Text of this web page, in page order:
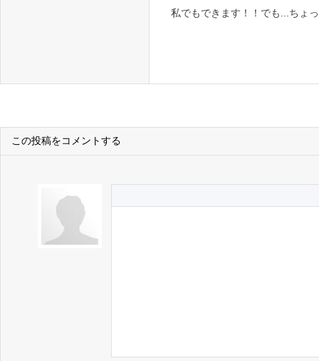
私でもできます！！でも...ちょ
この投稿をコメントする